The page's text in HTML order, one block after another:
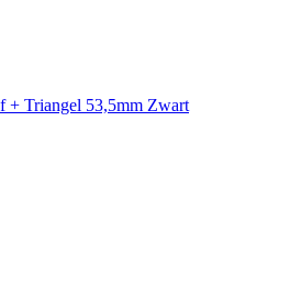
+ Triangel 53,5mm Zwart